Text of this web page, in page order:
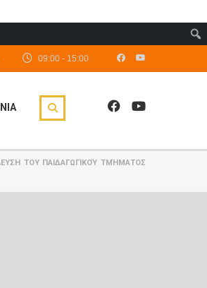
09:00 - 15:00
ΤΟΥ ΠΑΙΔΑΓΩΓΙΚΟΎ ΤΜΉΜΑΤΟΣ